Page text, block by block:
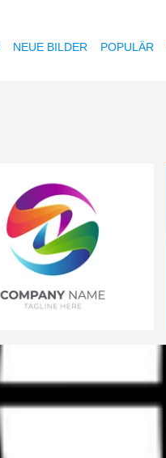
NEUE BILDER POPULÄR